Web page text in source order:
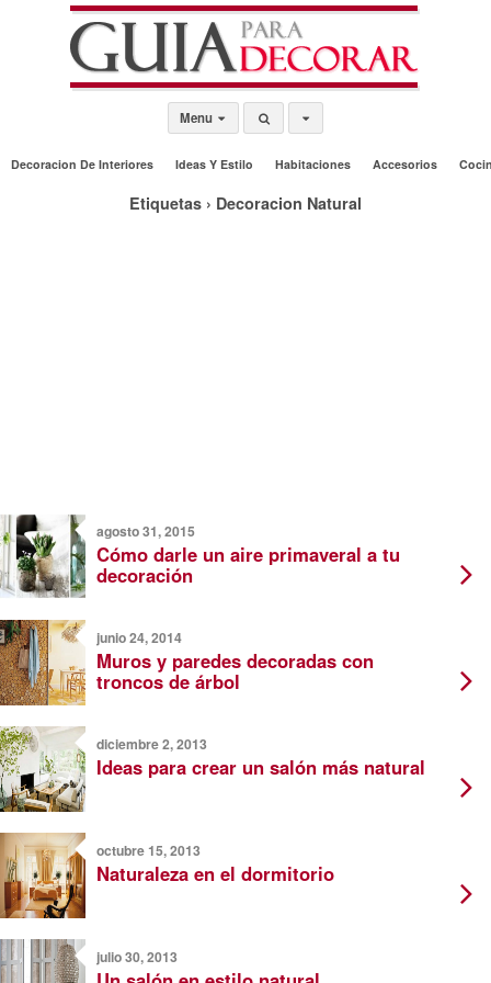
Menu
Decoracion De Interiores Ideas Y Estilo Habitaciones Accesorios
Etiquetas › Decoracion Natural
agosto 31, 2015
Cómo darle un aire primaveral a tu
decoración
junio 24, 2014
Muros y paredes decoradas con
troncos de árbol
diciembre 2, 2013
Ideas para crear un salón más natural
octubre 15, 2013
Naturaleza en el dormitorio
julio 30, 2013